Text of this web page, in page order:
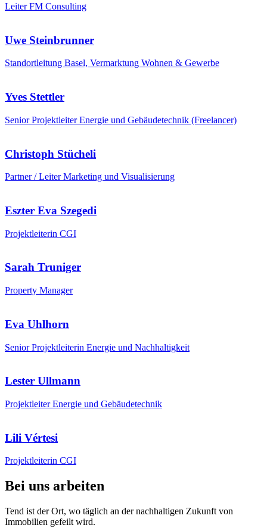
Leiter FM Consulting
Uwe Steinbrunner
Standortleitung Basel, Vermarktung Wohnen & Gewerbe
Yves Stettler
Senior Projektleiter Energie und Gebäudetechnik (Freelancer)
Christoph Stücheli
Partner / Leiter Marketing und Visualisierung
Eszter Eva Szegedi
Projektleiterin CGI
Sarah Truniger
Property Manager
Eva Uhlhorn
Senior Projektleiterin Energie und Nachhaltigkeit
Lester Ullmann
Projektleiter Energie und Gebäudetechnik
Lili Vértesi
Projektleiterin CGI
Bei uns arbeiten
Tend ist der Ort, wo täglich an der nachhaltigen Zukunft von
Immobilien gefeilt wird.